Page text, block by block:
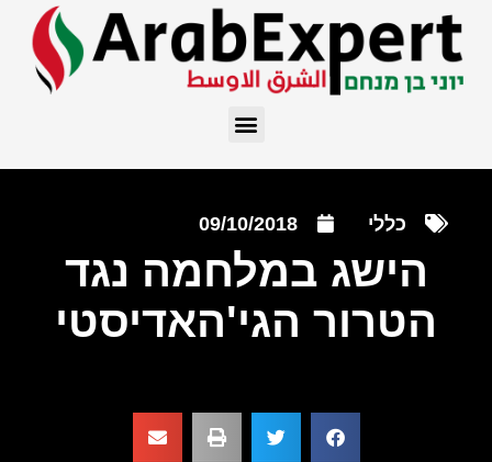
כללי 09/10/2018
הישג במלחמה נגד
הטרור הגי'האדיסטי